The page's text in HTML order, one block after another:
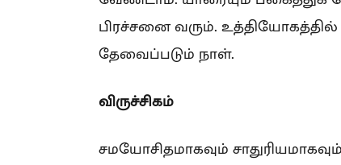
பிரச்சனை வரும்.
தேவைப்படும் நாள்.
விருச்சிகம்
சமயோசிதமாகவும்